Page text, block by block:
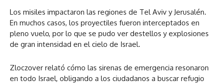
Los misiles impactaron las regiones de Tel Aviv y Jerusalén.
En muchos casos, los proyectiles fueron interceptados en
pleno vuelo, por lo que se pudo ver destellos y explosiones
de gran intensidad en el cielo de Israel.
Zloczover relató cómo las sirenas de emergencia resonaron
en todo Israel, obligando a los ciudadanos a buscar refugio